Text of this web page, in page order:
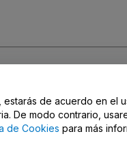
Your Privacy Choices
estarás de acuerdo en
De modo contrario,
de Cookies para más